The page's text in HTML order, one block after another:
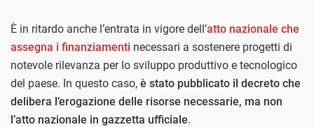
È in ritardo anche l’entrata in vigore dell’atto nazionale che
assegna i finanziamenti necessari a sostenere progetti di
notevole rilevanza per lo sviluppo produttivo e tecnologico
del paese. In questo caso, è stato pubblicato il decreto che
delibera l’erogazione delle risorse necessarie, ma non
l’atto nazionale in gazzetta ufficiale.